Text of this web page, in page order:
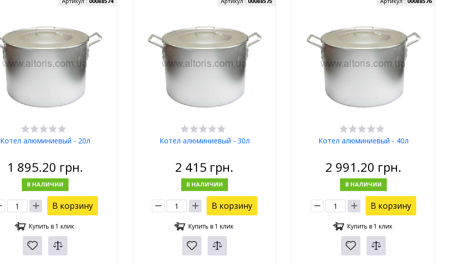
Котел алюминиевый - 20л
1 895.20 грн.
В НАЛИЧИИ
В корзину
Купить в 1 клик
Котел алюминиевый - 30л
2 415 грн.
В НАЛИЧИИ
В корзину
Купить в 1 клик
Котел алюминиевый - 40л
2 991.20 грн.
В НАЛИЧИИ
В корзину
Купить в 1 клик